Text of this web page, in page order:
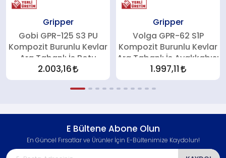
Gripper
Gobi GPR-125 S3 PU
Kompozit Burunlu Kevlar
Ara Tabanlı İş Botu
2.003,16
Gripper
Volga GPR-62 S1P
Kompozit Burunlu Kevlar
Ara Tabanlı İş Ayakkabısı
1.997,11
E Bültene Abone Olun
En Güncel Fırsatlar ve Ürünler İçin E-Bültenimize Kaydolun!